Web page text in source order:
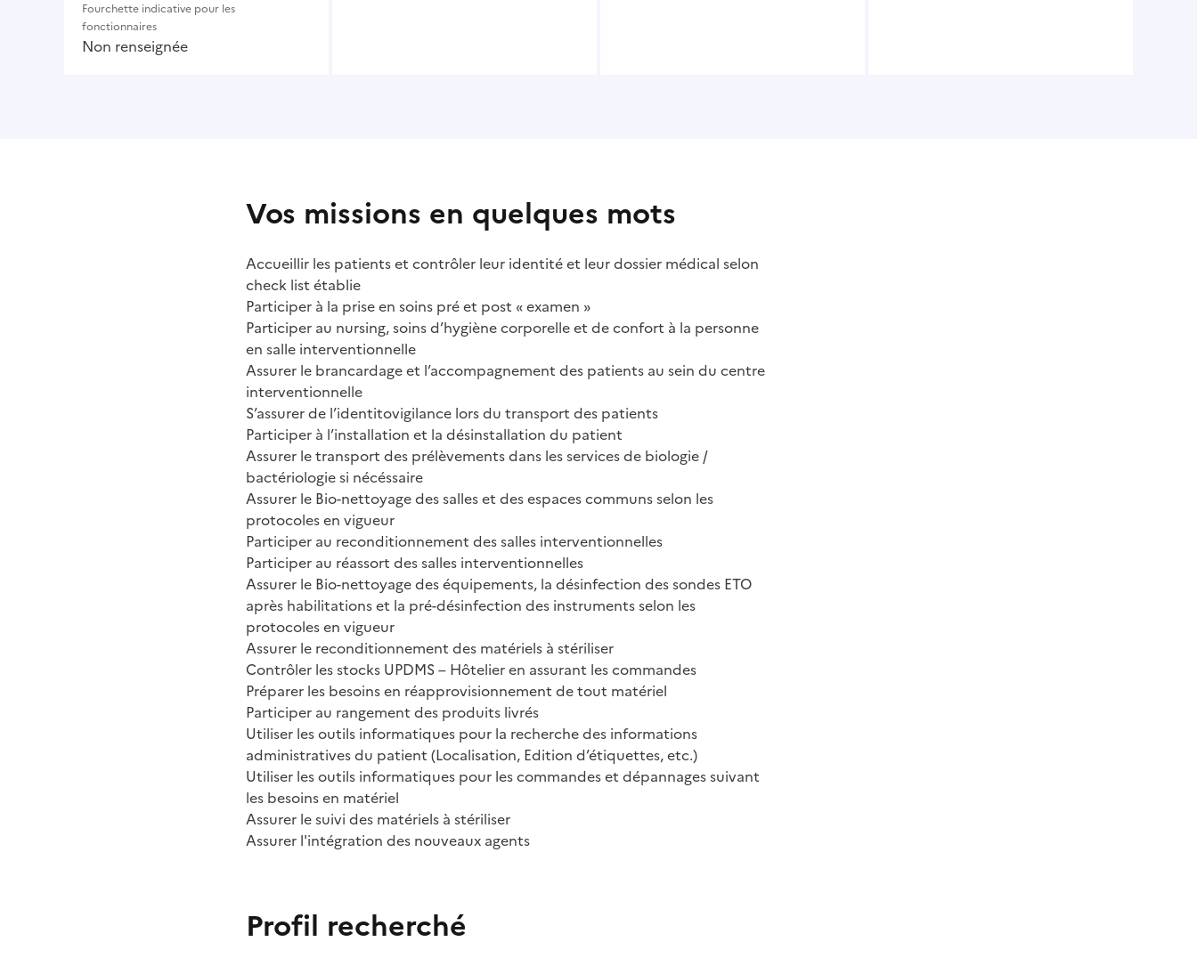
Fourchette indicative pour les
fonctionnaires
Non renseignée
Vos missions en quelques mots
Accueillir les patients et contrôler leur identité et leur dossier médical selon
check list établie
Participer à la prise en soins pré et post « examen »
Participer au nursing, soins d’hygiène corporelle et de confort à la personne
en salle interventionnelle
Assurer le brancardage et l’accompagnement des patients au sein du centre
interventionnelle
S’assurer de l’identitovigilance lors du transport des patients
Participer à l’installation et la désinstallation du patient
Assurer le transport des prélèvements dans les services de biologie /
bactériologie si nécéssaire
Assurer le Bio-nettoyage des salles et des espaces communs selon les
protocoles en vigueur
Participer au reconditionnement des salles interventionnelles
Participer au réassort des salles interventionnelles
Assurer le Bio-nettoyage des équipements, la désinfection des sondes ETO
après habilitations et la pré-désinfection des instruments selon les
protocoles en vigueur
Assurer le reconditionnement des matériels à stériliser
Contrôler les stocks UPDMS – Hôtelier en assurant les commandes
Préparer les besoins en réapprovisionnement de tout matériel
Participer au rangement des produits livrés
Utiliser les outils informatiques pour la recherche des informations
administratives du patient (Localisation, Edition d’étiquettes, etc.)
Utiliser les outils informatiques pour les commandes et dépannages suivant
les besoins en matériel
Assurer le suivi des matériels à stériliser
Assurer l'intégration des nouveaux agents
Profil recherché